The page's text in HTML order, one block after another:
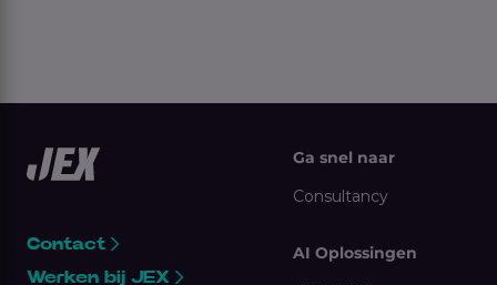
Contact
Werken bij JEX
Ga snel naar
Consultancy
AI Oplossingen